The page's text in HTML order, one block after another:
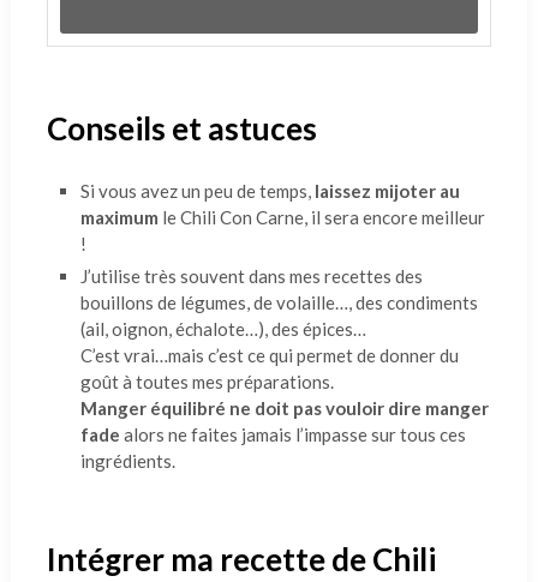
Conseils et astuces
Si vous avez un peu de temps, laissez mijoter au
maximum le Chili Con Carne, il sera encore meilleur
!
J’utilise très souvent dans mes recettes des
bouillons de légumes, de volaille…, des condiments
(ail, oignon, échalote…), des épices…
C’est vrai…mais c’est ce qui permet de donner du
goût à toutes mes préparations.
Manger équilibré ne doit pas vouloir dire manger
fade alors ne faites jamais l’impasse sur tous ces
ingrédients.
Intégrer ma recette de Chili